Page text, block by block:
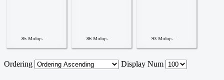
85-Mrdujs... 86-Mrdujs... 93 Mrdujs...
Ordering Display Num